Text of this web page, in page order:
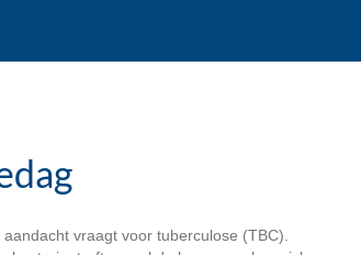
aandacht vraagt voor tuberculose (TBC).